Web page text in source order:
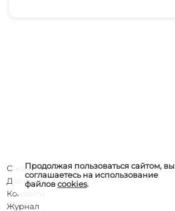
Продолжая пользоваться сайтом, вы
соглашаетесь на использование
файловcookies.
О компании
Добавить объект
Контакты
Журнал